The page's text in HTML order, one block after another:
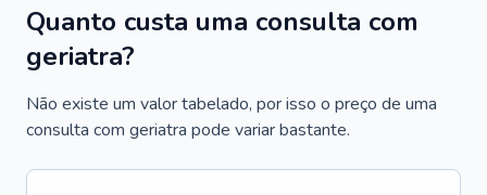
Quanto custa uma consulta com
geriatra?
Não existe um valor tabelado, por isso o preço de uma
consulta com geriatra pode variar bastante.